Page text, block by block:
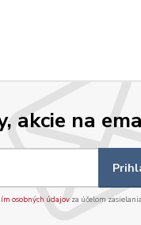
akcie na
osobných údajov za účelom